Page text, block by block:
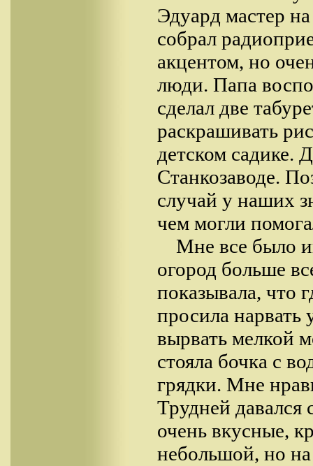
Эдуард мастер
собрал
акцентом, но
люди. Папа
сделал две
раскрашивать
детском садике.
Станкозаводе.
случай у наших
чем могли
Мне все было
огород больше
показывала, что
просила нарвать
вырвать мелкой
стояла бочка с
грядки. Мне
Трудней
очень вкусные,
небольшой, но